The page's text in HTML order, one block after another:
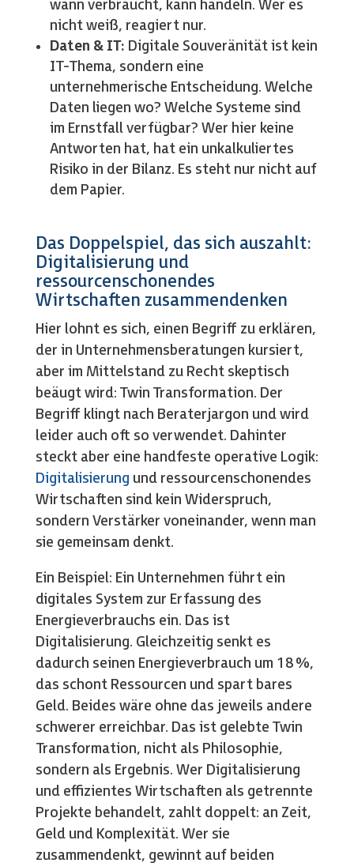
wann verbraucht, kann handeln. Wer es
nicht weiß, reagiert nur.
Daten & IT: Digitale Souveränität ist kein
IT-Thema, sondern eine
unternehmerische Entscheidung. Welche
Daten liegen wo? Welche Systeme sind
im Ernstfall verfügbar? Wer hier keine
Antworten hat, hat ein unkalkuliertes
Risiko in der Bilanz. Es steht nur nicht auf
dem Papier.
Das Doppelspiel, das sich auszahlt:
Digitalisierung und
ressourcenschonendes
Wirtschaften zusammendenken
Hier lohnt es sich, einen Begriff zu erklären,
der in Unternehmensberatungen kursiert,
aber im Mittelstand zu Recht skeptisch
beäugt wird: Twin Transformation. Der
Begriff klingt nach Beraterjargon und wird
leider auch oft so verwendet. Dahinter
steckt aber eine handfeste operative Logik:
Digitalisierung und ressourcenschonendes
Wirtschaften sind kein Widerspruch,
sondern Verstärker voneinander, wenn man
sie gemeinsam denkt.
Ein Beispiel: Ein Unternehmen führt ein
digitales System zur Erfassung des
Energieverbrauchs ein. Das ist
Digitalisierung. Gleichzeitig senkt es
dadurch seinen Energieverbrauch um 18 %,
das schont Ressourcen und spart bares
Geld. Beides wäre ohne das jeweils andere
schwerer erreichbar. Das ist gelebte Twin
Transformation, nicht als Philosophie,
sondern als Ergebnis. Wer Digitalisierung
und effizientes Wirtschaften als getrennte
Projekte behandelt, zahlt doppelt: an Zeit,
Geld und Komplexität. Wer sie
zusammendenkt, gewinnt auf beiden